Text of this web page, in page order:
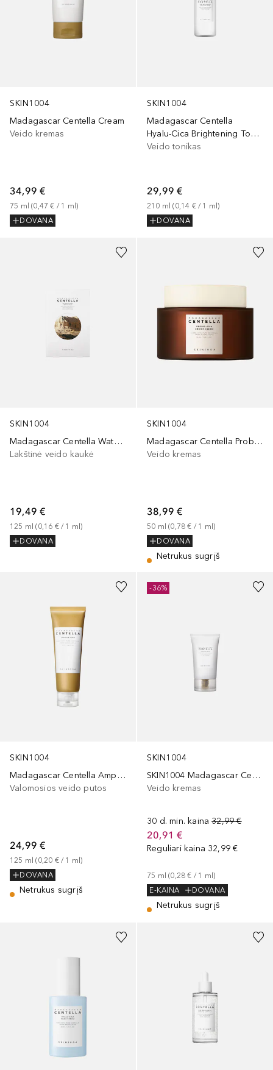
SKIN1004
Madagascar Centella Cream
Veido kremas
34,99 €
75 ml (0,47 € / 1 ml)
DOVANA
SKIN1004
Madagascar Centella
Hyalu-Cica Brightening Toner
Veido tonikas
29,99 €
210 ml (0,14 € / 1 ml)
DOVANA
SKIN1004
Madagascar Centella Watergel Sheet Ampoule Mask
Lakštinė veido kaukė
19,49 €
125 ml (0,16 € / 1 ml)
DOVANA
SKIN1004
Madagascar Centella Probio-Cica Enrich Cream
Veido kremas
38,99 €
50 ml (0,78 € / 1 ml)
DOVANA
Netrukus sugrįš
SKIN1004
Madagascar Centella Ampoule Foam
Valomosios veido putos
24,99 €
125 ml (0,20 € / 1 ml)
DOVANA
Netrukus sugrįš
SKIN1004
SKIN1004 Madagascar Centella Soothing Cream 75ml
Veido kremas
30 d. min. kaina 32,99 €
20,91 €
Reguliari kaina 32,99 €
75 ml (0,28 € / 1 ml)
E-KAINA
DOVANA
Netrukus sugrįš
-36%